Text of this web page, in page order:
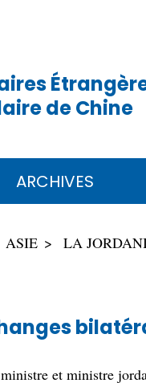
de Chine
ARCHIVES
ASIE LA
et ministre